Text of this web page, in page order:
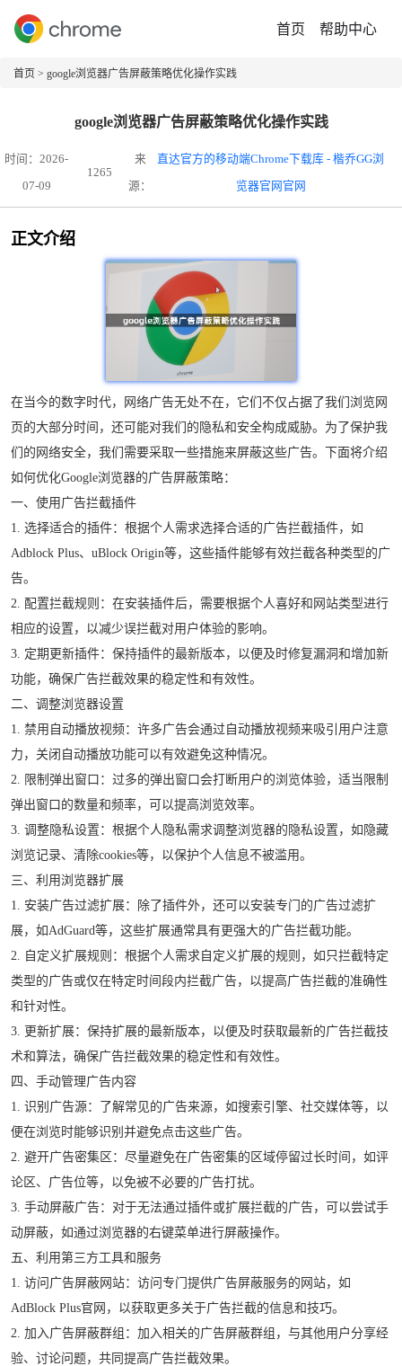
首页 帮助中心
首页 > google浏览器广告屏蔽策略优化操作实践
google浏览器广告屏蔽策略优化操作实践
时间：2026-
07-09
1265
来
源：
直达官方的移动端Chrome下载库 - 楷乔GG浏
览器官网官网
正文介绍
在当今的数字时代，网络广告无处不在，它们不仅占据了我们浏览网
页的大部分时间，还可能对我们的隐私和安全构成威胁。为了保护我
们的网络安全，我们需要采取一些措施来屏蔽这些广告。下面将介绍
如何优化Google浏览器的广告屏蔽策略：
一、使用广告拦截插件
1. 选择适合的插件：根据个人需求选择合适的广告拦截插件，如
Adblock Plus、uBlock Origin等，这些插件能够有效拦截各种类型的广
告。
2. 配置拦截规则：在安装插件后，需要根据个人喜好和网站类型进行
相应的设置，以减少误拦截对用户体验的影响。
3. 定期更新插件：保持插件的最新版本，以便及时修复漏洞和增加新
功能，确保广告拦截效果的稳定性和有效性。
二、调整浏览器设置
1. 禁用自动播放视频：许多广告会通过自动播放视频来吸引用户注意
力，关闭自动播放功能可以有效避免这种情况。
2. 限制弹出窗口：过多的弹出窗口会打断用户的浏览体验，适当限制
弹出窗口的数量和频率，可以提高浏览效率。
3. 调整隐私设置：根据个人隐私需求调整浏览器的隐私设置，如隐藏
浏览记录、清除cookies等，以保护个人信息不被滥用。
三、利用浏览器扩展
1. 安装广告过滤扩展：除了插件外，还可以安装专门的广告过滤扩
展，如AdGuard等，这些扩展通常具有更强大的广告拦截功能。
2. 自定义扩展规则：根据个人需求自定义扩展的规则，如只拦截特定
类型的广告或仅在特定时间段内拦截广告，以提高广告拦截的准确性
和针对性。
3. 更新扩展：保持扩展的最新版本，以便及时获取最新的广告拦截技
术和算法，确保广告拦截效果的稳定性和有效性。
四、手动管理广告内容
1. 识别广告源：了解常见的广告来源，如搜索引擎、社交媒体等，以
便在浏览时能够识别并避免点击这些广告。
2. 避开广告密集区：尽量避免在广告密集的区域停留过长时间，如评
论区、广告位等，以免被不必要的广告打扰。
3. 手动屏蔽广告：对于无法通过插件或扩展拦截的广告，可以尝试手
动屏蔽，如通过浏览器的右键菜单进行屏蔽操作。
五、利用第三方工具和服务
1. 访问广告屏蔽网站：访问专门提供广告屏蔽服务的网站，如
AdBlock Plus官网，以获取更多关于广告拦截的信息和技巧。
2. 加入广告屏蔽群组：加入相关的广告屏蔽群组，与其他用户分享经
验、讨论问题，共同提高广告拦截效果。